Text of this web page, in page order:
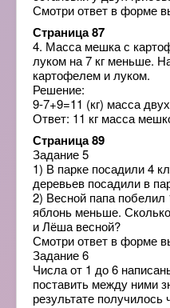
Смотри ответ в форме
Страница 87
4. Масса мешка с
луком на 7 кг меньше.
картофелем и луком.
Решение:
9-7+9=11 (кг) масса
Ответ: 11 кг масса
Страница 89
Задание 5
1) В парке посадили 4
деревьев посадили в
2) Весной папа
яблонь меньше.
и Лёша весной?
Смотри ответ в форме
Задание 6
Числа от 1 до 6
поставить между ними
результате получилось